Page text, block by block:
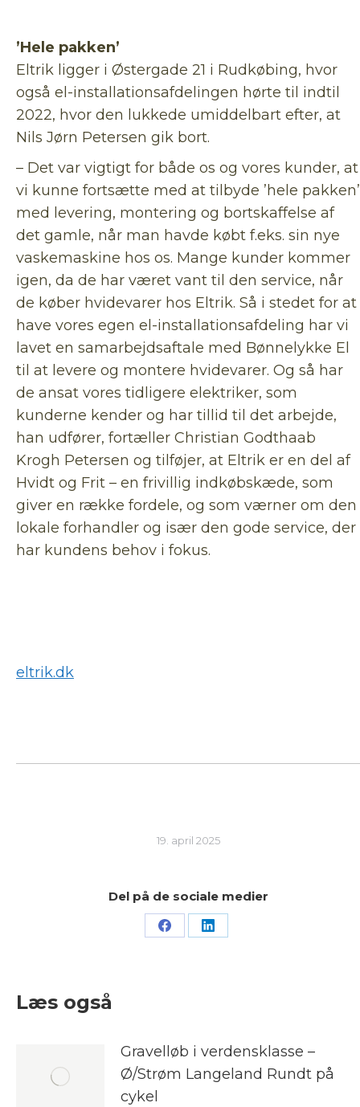
’Hele pakken’
Eltrik ligger i Østergade 21 i Rudkøbing, hvor
også el-installationsafdelingen hørte til indtil
2022, hvor den lukkede umiddelbart efter, at
Nils Jørn Petersen gik bort.
– Det var vigtigt for både os og vores kunder, at
vi kunne fortsætte med at tilbyde ’hele pakken’
med levering, montering og bortskaffelse af
det gamle, når man havde købt f.eks. sin nye
vaskemaskine hos os. Mange kunder kommer
igen, da de har været vant til den service, når
de køber hvidevarer hos Eltrik. Så i stedet for at
have vores egen el-installationsafdeling har vi
lavet en samarbejdsaftale med Bønnelykke El
til at levere og montere hvidevarer. Og så har
de ansat vores tidligere elektriker, som
kunderne kender og har tillid til det arbejde,
han udfører, fortæller Christian Godthaab
Krogh Petersen og tilføjer, at Eltrik er en del af
Hvidt og Frit – en frivillig indkøbskæde, som
giver en række fordele, og som værner om den
lokale forhandler og især den gode service, der
har kundens behov i fokus.
eltrik.dk
19. april 2025
Del på de sociale medier
Share Share
Læs også
Gravelløb i verdensklasse –
Ø/Strøm Langeland Rundt på
cykel